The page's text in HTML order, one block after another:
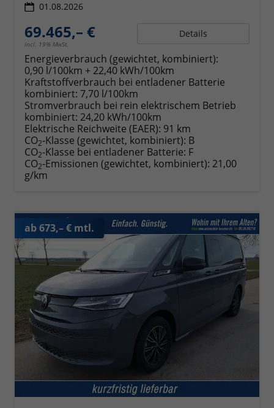
01.08.2026
69.465,– €
incl. 19% MwSt.
Details
Energieverbrauch (gewichtet, kombiniert):
0,90 l/100km + 22,40 kWh/100km
Kraftstoffverbrauch bei entladener Batterie
kombiniert: 7,70 l/100km
Stromverbrauch bei rein elektrischem Betrieb
kombiniert: 24,20 kWh/100km
Elektrische Reichweite (EAER): 91 km
CO2-Klasse (gewichtet, kombiniert): B
CO2-Klasse bei entladener Batterie: F
CO2-Emissionen (gewichtet, kombiniert): 21,00
g/km
ab 673,– € mtl.